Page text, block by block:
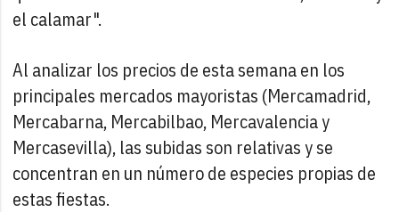
el calamar".
Al analizar los precios de esta semana en los
principales mercados mayoristas (Mercamadrid,
Mercabarna, Mercabilbao, Mercavalencia y
Mercasevilla), las subidas son relativas y se
concentran en un número de especies propias de
estas fiestas.